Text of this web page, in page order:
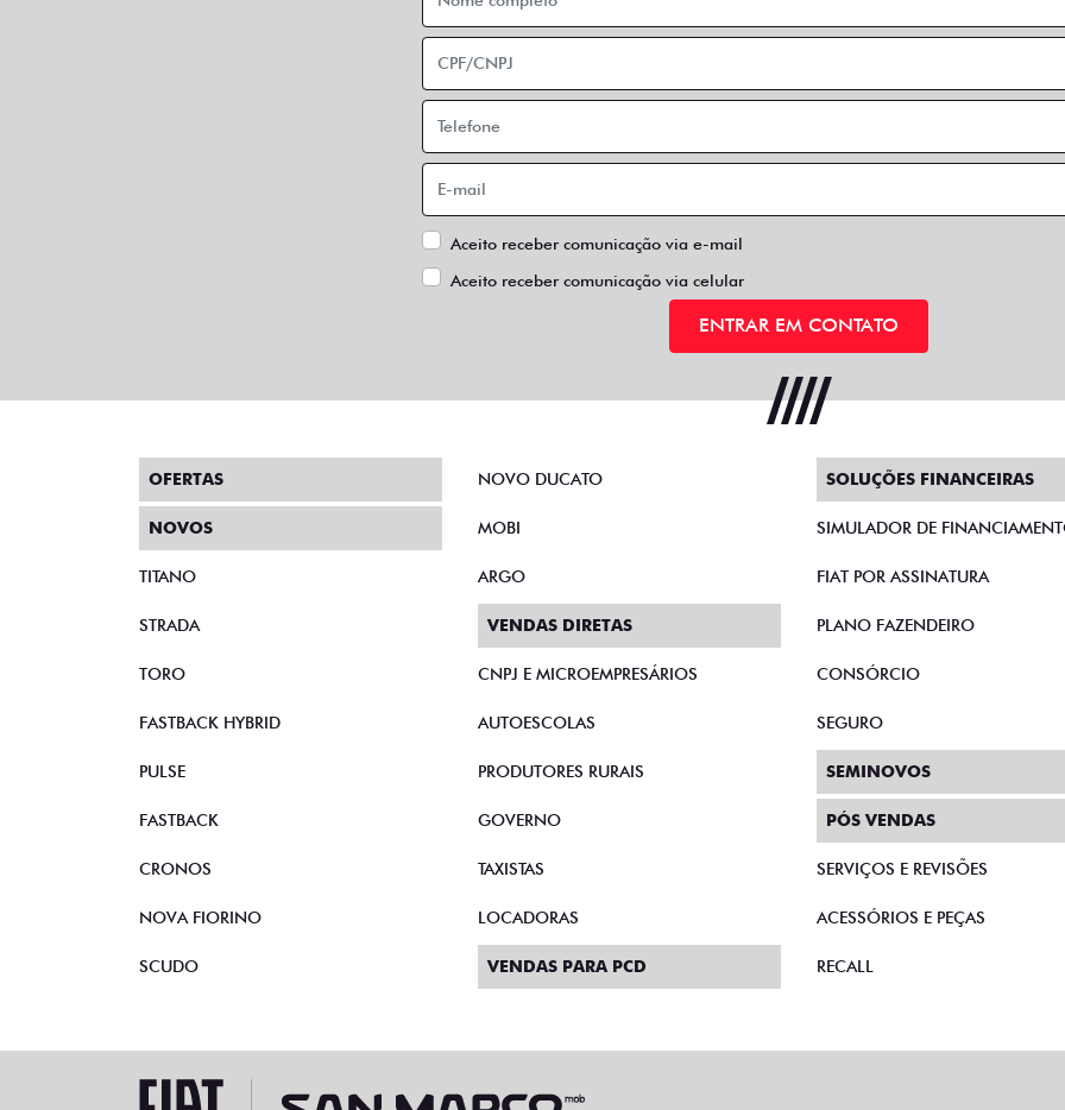
Aceito receber comunicação via e-mail
Aceito receber comunicação via celular
ENTRAR EM CONTATO
OFERTAS
NOVOS
TITANO
STRADA
TORO
FASTBACK HYBRID
PULSE
FASTBACK
CRONOS
NOVA FIORINO
SCUDO
NOVO DUCATO
MOBI
ARGO
VENDAS DIRETAS
CNPJ E MICROEMPRESÁRIOS
AUTOESCOLAS
PRODUTORES RURAIS
GOVERNO
TAXISTAS
LOCADORAS
VENDAS PARA PCD
SOLUÇÕES FINANCEIRAS
SIMULADOR DE
FIAT POR ASSINATURA
PLANO FAZENDEIRO
CONSÓRCIO
SEGURO
SEMINOVOS
PÓS VENDAS
SERVIÇOS E REVISÕES
ACESSÓRIOS E PEÇAS
RECALL